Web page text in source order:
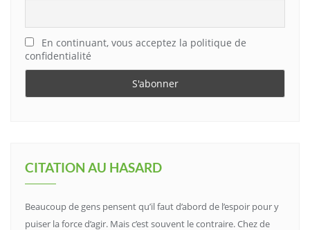
En continuant, vous acceptez la politique de
confidentialité
CITATION AU HASARD
Beaucoup de gens pensent qu’il faut d’abord de l’espoir pour y
puiser la force d’agir. Mais c’est souvent le contraire. Chez de